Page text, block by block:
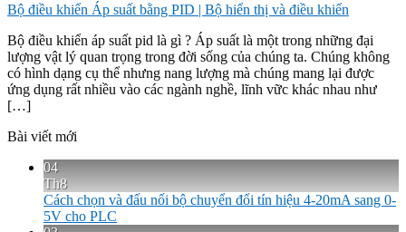
Bộ điều khiển Áp suất bằng PID | Bộ hiển thị và điều khiển
Bộ điều khiển áp suất pid là gì ? Áp suất là một trong những đại
lượng vật lý quan trọng trong đời sống của chúng ta. Chúng không
có hình dạng cụ thể nhưng nang lượng mà chúng mang lại được
ứng dụng rất nhiều vào các ngành nghề, lĩnh vữc khác nhau như
[…]
Bài viết mới
04
Th8
Cách chọn và đấu nối bộ chuyển đổi tín hiệu 4-20mA sang 0-
5V cho PLC